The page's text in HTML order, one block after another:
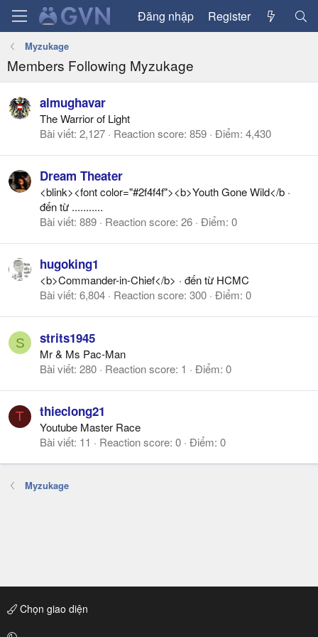
Đăng nhập Register
Myzukage
Members Following Myzukage
almughavar
The Warrior of Light
Bài viết 2,127 Reaction score 859 Điểm 4,430
Dream Theater
<blink><font color="#2f4f4f"><b>Youth Gone Wild</b ·
đến từ ...........
Bài viết 889 Reaction score 26 Điểm 0
hugoking1
<b>Commander-in-Chief</b> · đến từ HCMC
Bài viết 6,804 Reaction score 300 Điểm 0
S strits1945
Mr & Ms Pac-Man
Bài viết 280 Reaction score 1 Điểm 0
T thieclong21
Youtube Master Race
Bài viết 11 Reaction score 0 Điểm 0
Myzukage
Chọn giao diện